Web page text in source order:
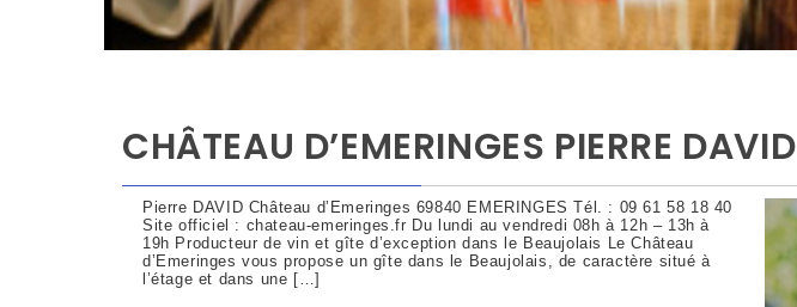
CHÂTEAU D’EMERINGES PIERRE DAVID
Pierre DAVID Château d’Emeringes 69840 EMERINGES Tél. : 09 61 58 18 40
Site officiel : chateau-emeringes.fr Du lundi au vendredi 08h à 12h – 13h à
19h Producteur de vin et gîte d’exception dans le Beaujolais Le Château
d’Emeringes vous propose un gîte dans le Beaujolais, de caractère situé à
l’étage et dans une […]